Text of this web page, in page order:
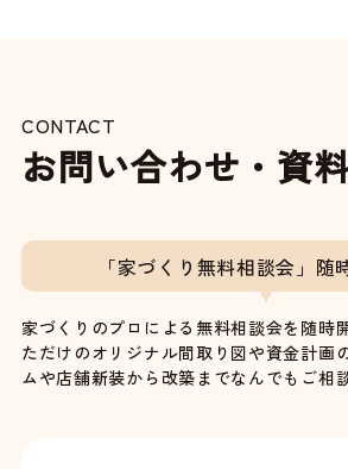
CONTACT
お問い合わせ・資
「家づくり無料相談会」随
家づくりのプロによる無料相談会を随時
ただけのオリジナル間取り図や資金計画
ムや店舗新装から改築までなんでもご相